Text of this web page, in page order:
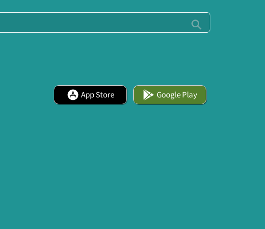
App Store Google Play